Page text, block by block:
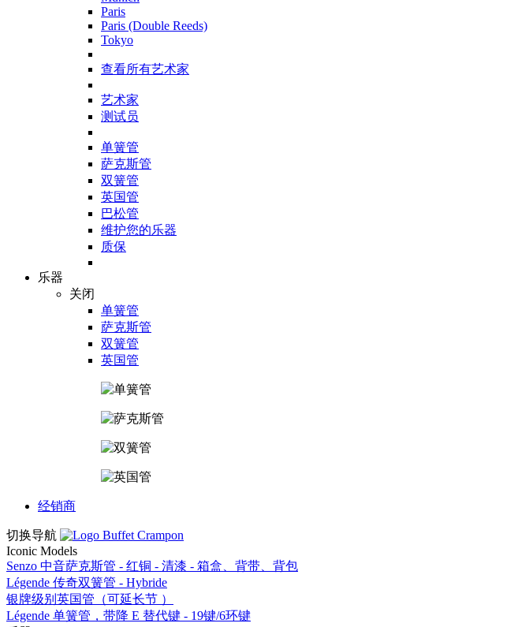
Paris
Paris (Double Reeds)
Tokyo
查看所有艺术家
艺术家
测试员
单簧管
萨克斯管
双簧管
英国管
巴松管
维护您的乐器
质保
乐器
关闭
单簧管
萨克斯管
双簧管
英国管
经销商
切换导航
Iconic Models
Senzo 中音萨克斯管 - 红铜 - 清漆 - 箱盒、背带、背包
Légende 传奇双簧管 - Hybride
银牌级别英国管（可延长节 ）
Légende 单簧管，带降 E 替代键 - 19键/6环键